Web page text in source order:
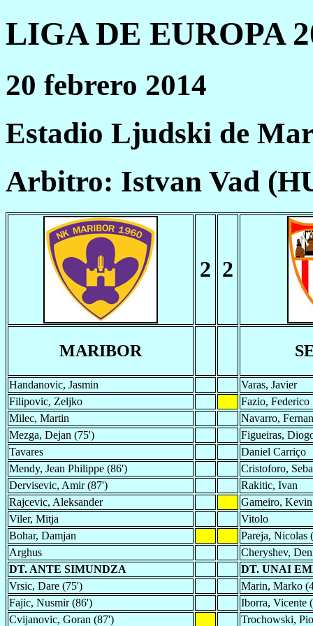
LIGA DE EUROPA
20 febrero 2014
Estadio Ljudski de
Arbitro: Istvan Vad
2 2
MARIBOR
Handanovic, Jasmin
Varas, Javier
Filipovic, Zeljko
Fazio, Federico
Milec, Martin
Navarro,
Mezga, Dejan (75')
Figueiras,
Tavares
Daniel Carriço
Mendy, Jean Philippe (86')
Cristoforo,
Dervisevic, Amir (87')
Rakitic, Ivan
Rajcevic, Aleksander
Gameiro, Kevin
Viler, Mitja
Vitolo
Bohar, Damjan
Pareja, Nicolas
Arghus
Cheryshev,
DT. ANTE SIMUNDZA
DT. UNAI
Vrsic, Dare (75')
Marin, Marko
Fajic, Nusmir (86')
Iborra, Vicente
Cvijanovic, Goran (87')
Trochowski,